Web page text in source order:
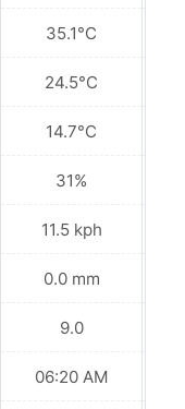
35.1°C
24.5°C
14.7°C
31%
11.5 kph
0.0 mm
9.0
06:20 AM